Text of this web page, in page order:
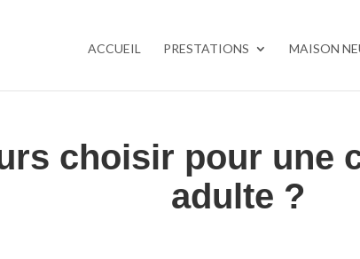
ACCUEIL PRESTATIONS MAISON
choisir pour une
adulte ?